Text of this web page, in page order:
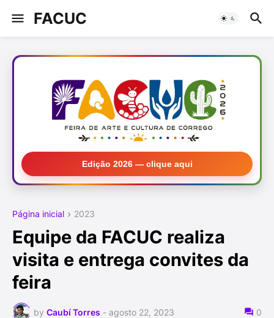
FACUC
Edição 2026 — clique aqui
Página inicial 2023
Equipe da FACUC realiza
visita e entrega convites da
feira
by Caubí Torres - agosto 22, 2023 0